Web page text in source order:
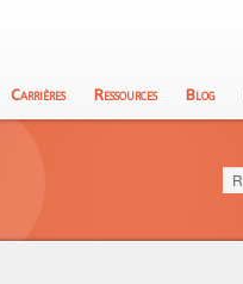
Carrières Ressources Blog